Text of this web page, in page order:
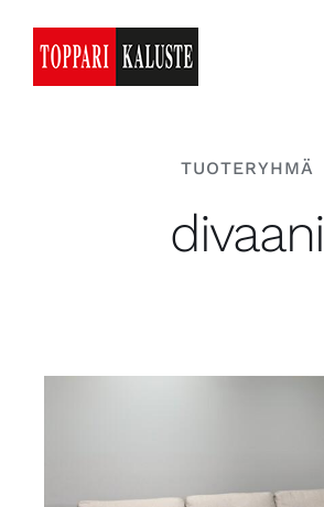
content
TUOTERYHMÄ
divaani